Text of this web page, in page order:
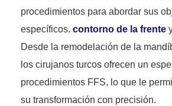
procedimientos para abordar sus
específicos. contorno de la frente
Desde la remodelación de la
los cirujanos turcos ofrecen un
procedimientos FFS, lo que le
su transformación con precisión.